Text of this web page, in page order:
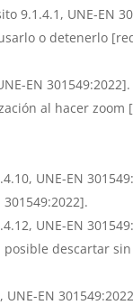
9.1.4.1, UNE-EN
o detenerlo
EN 301549:2022].
al hacer zoom
UNE-EN
UNE-EN
descartar
EN